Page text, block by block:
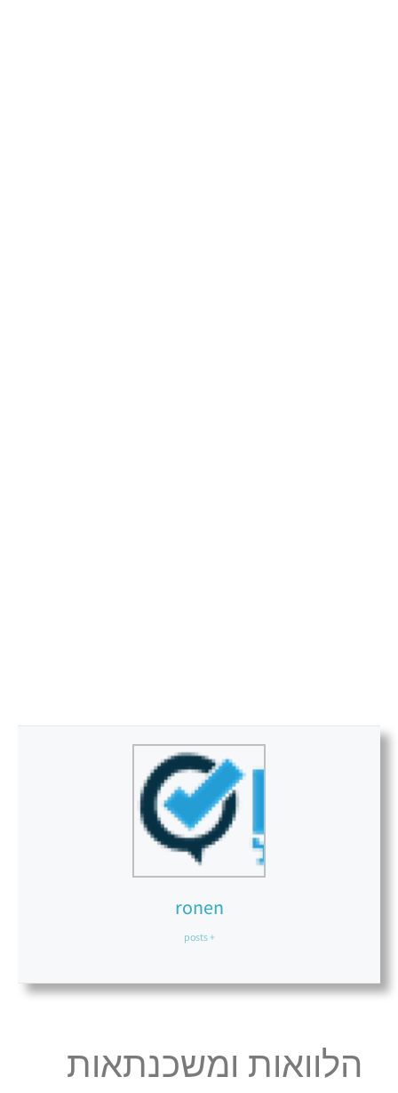
ronen
+ posts
הלוואות ומשכנתאות